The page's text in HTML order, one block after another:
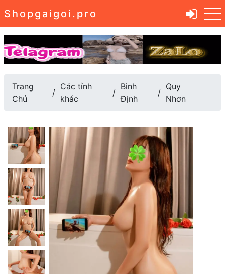
Shopgaigoi.pro
Trang
Chủ
Các tỉnh
khác
Bình
Định
Quy
Nhơn